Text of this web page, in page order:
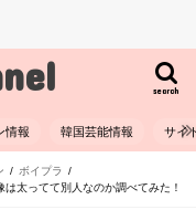
search
情報 韓国芸能情報 サイ
ボイプラ
太ってて別人なのか調べてみた！